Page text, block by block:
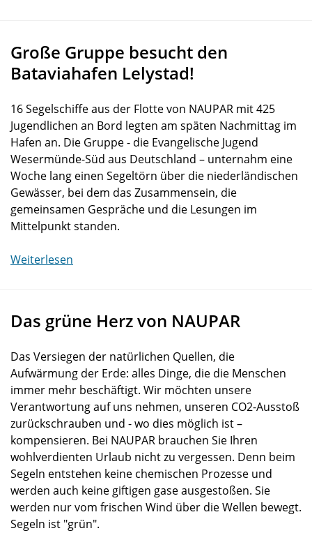
Große Gruppe besucht den
Bataviahafen Lelystad!
16 Segelschiffe aus der Flotte von NAUPAR mit 425
Jugendlichen an Bord legten am späten Nachmittag im
Hafen an. Die Gruppe - die Evangelische Jugend
Wesermünde-Süd aus Deutschland – unternahm eine
Woche lang einen Segeltörn über die niederländischen
Gewässer, bei dem das Zusammensein, die
gemeinsamen Gespräche und die Lesungen im
Mittelpunkt standen.
Weiterlesen
Das grüne Herz von NAUPAR
Das Versiegen der natürlichen Quellen, die
Aufwärmung der Erde: alles Dinge, die die Menschen
immer mehr beschäftigt. Wir möchten unsere
Verantwortung auf uns nehmen, unseren CO2-Ausstoß
zurückschrauben und - wo dies möglich ist –
kompensieren. Bei NAUPAR brauchen Sie Ihren
wohlverdienten Urlaub nicht zu vergessen. Denn beim
Segeln entstehen keine chemischen Prozesse und
werden auch keine giftigen gase ausgestoßen. Sie
werden nur vom frischen Wind über die Wellen bewegt.
Segeln ist "grün".